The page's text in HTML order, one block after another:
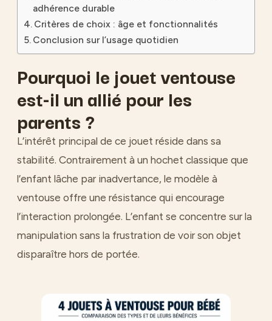
adhérence durable
Critères de choix : âge et fonctionnalités
Conclusion sur l’usage quotidien
Pourquoi le jouet ventouse
est-il un allié pour les
parents ?
L’intérêt principal de ce jouet réside dans sa
stabilité. Contrairement à un hochet classique que
l’enfant lâche par inadvertance, le modèle à
ventouse offre une résistance qui encourage
l’interaction prolongée. L’enfant se concentre sur la
manipulation sans la frustration de voir son objet
disparaître hors de portée.